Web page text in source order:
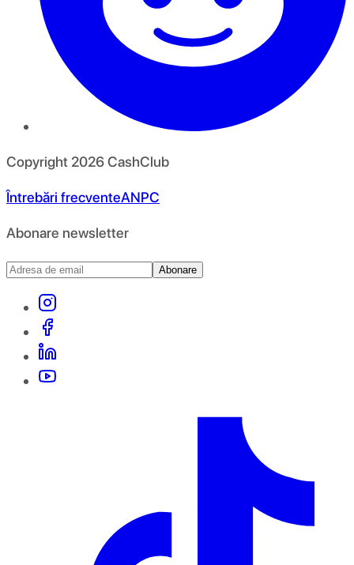
Copyright 2026CashClub
Întrebări frecventeANPC
Abonare newsletter
Abonare